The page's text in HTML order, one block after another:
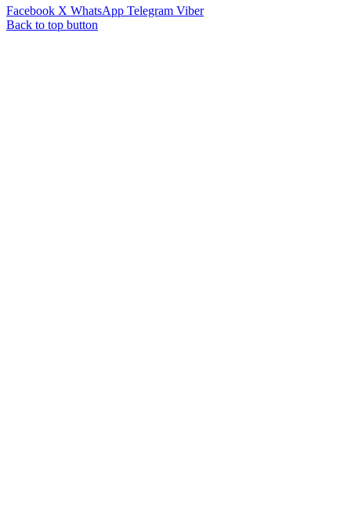
Facebook X WhatsApp Telegram Viber
Back to top button